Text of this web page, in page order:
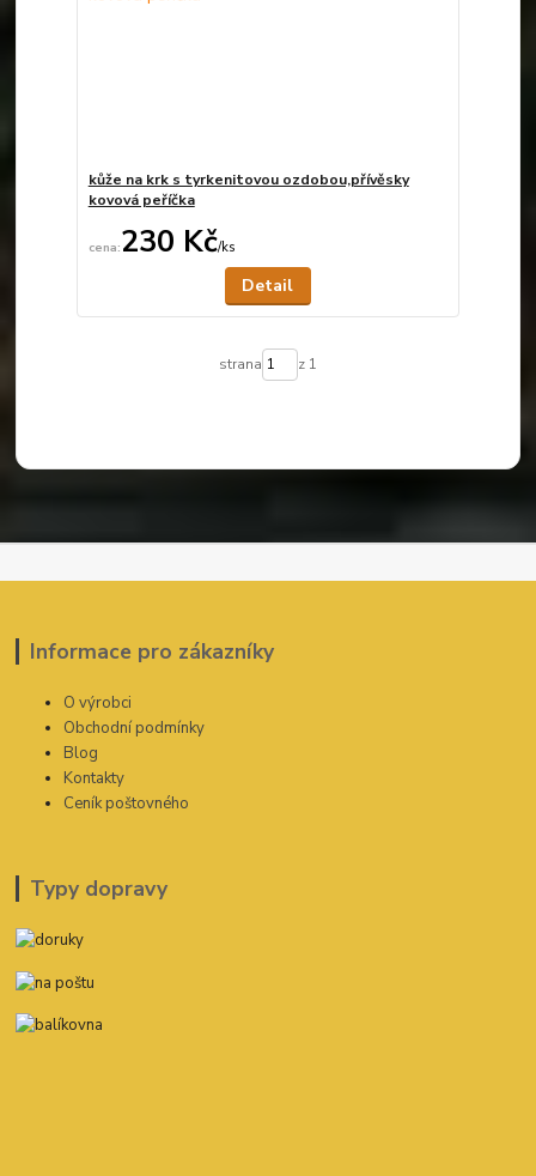
kůže na krk s tyrkenitovou ozdobou,přívěsky
kovová peříčka
230 Kč/ks
Detail
strana z 1
Informace pro zákazníky
O výrobci
Obchodní podmínky
Blog
Kontakty
Ceník poštovného
Typy dopravy